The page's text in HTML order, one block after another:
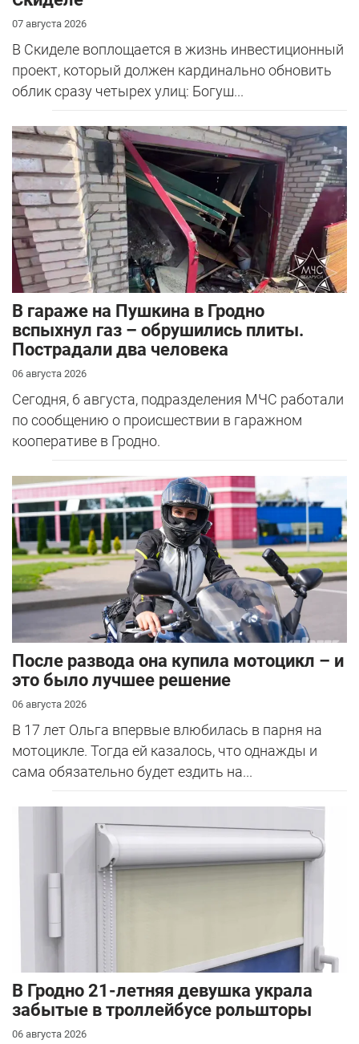
07 августа 2026
В Скиделе воплощается в жизнь инвестиционный
проект, который должен кардинально обновить
облик сразу четырех улиц: Богуш...
В гараже на Пушкина в Гродно
вспыхнул газ – обрушились плиты.
Пострадали два человека
06 августа 2026
Сегодня, 6 августа, подразделения МЧС работали
по сообщению о происшествии в гаражном
кооперативе в Гродно.
После развода она купила мотоцикл – и
это было лучшее решение
06 августа 2026
В 17 лет Ольга впервые влюбилась в парня на
мотоцикле. Тогда ей казалось, что однажды и
сама обязательно будет ездить на...
В Гродно 21-летняя девушка украла
забытые в троллейбусе рольшторы
06 августа 2026